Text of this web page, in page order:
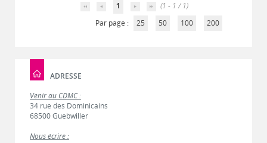
1
(1 - 1 / 1)
Par page :
25 50 100 200
ADRESSE
Venir au CDMC :
34 rue des Dominicains
68500 Guebwiller
Nous écrire :